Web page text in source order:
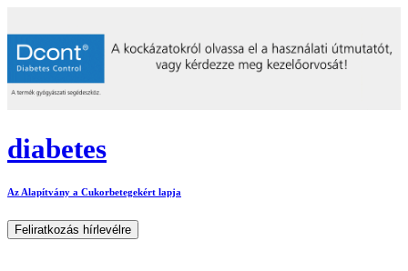
diabetes
Az Alapítvány a Cukorbetegekért lapja